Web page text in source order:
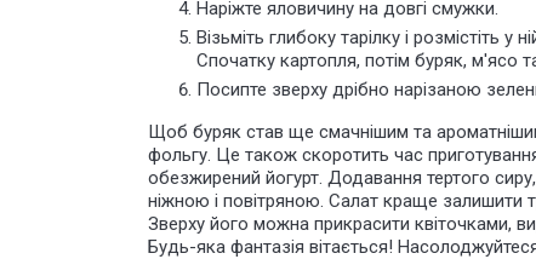
Наріжте яловичину на довгі смужки.
Візьміть глибоку тарілку і
Спочатку картопля, потім буряк, м'ясо
Посипте зверху дрібно нарізаною
Щоб буряк став ще смачнішим та
фольгу. Це також скоротить час
обезжирений йогурт. Додавання тертого
ніжною і повітряною. Салат краще залишити
Зверху його можна прикрасити квіточками,
Будь-яка фантазія вітається!